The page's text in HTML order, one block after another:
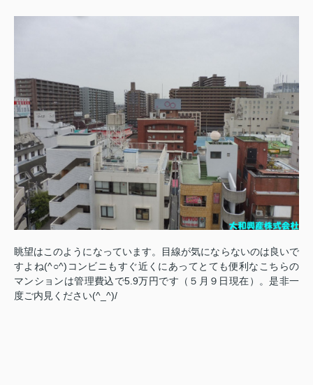
眺望はこのようになっています。目線が気にならないのは良いで
すよね(^○^)コンビニもすぐ近くにあってとても便利なこちらの
マンションは管理費込で5.9万円です（５月９日現在）。是非一
度ご内見ください(^_^)/